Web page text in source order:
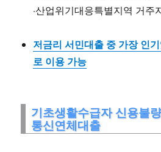
·산업위기대응특별지역 거주
저금리 서민대출 중 가장 인
로 이용 가능
기초생활수급자 신용불
통신연체대출